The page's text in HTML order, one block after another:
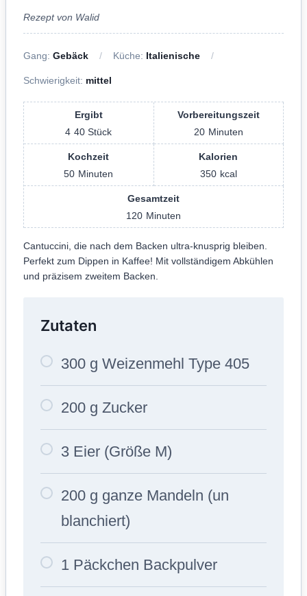
Rezept von Walid
Gang: Gebäck Küche: Italienische
Schwierigkeit: mittel
Ergibt
4 40 Stück
Vorbereitungszeit
20 Minuten
Kochzeit
50 Minuten
Kalorien
350 kcal
Gesamtzeit
120 Minuten
Cantuccini, die nach dem Backen ultra-knusprig bleiben.
Perfekt zum Dippen in Kaffee! Mit vollständigem Abkühlen
und präzisem zweitem Backen.
Zutaten
300 g Weizenmehl Type 405
200 g Zucker
3 Eier (Größe M)
200 g ganze Mandeln (un
blanchiert)
1 Päckchen Backpulver